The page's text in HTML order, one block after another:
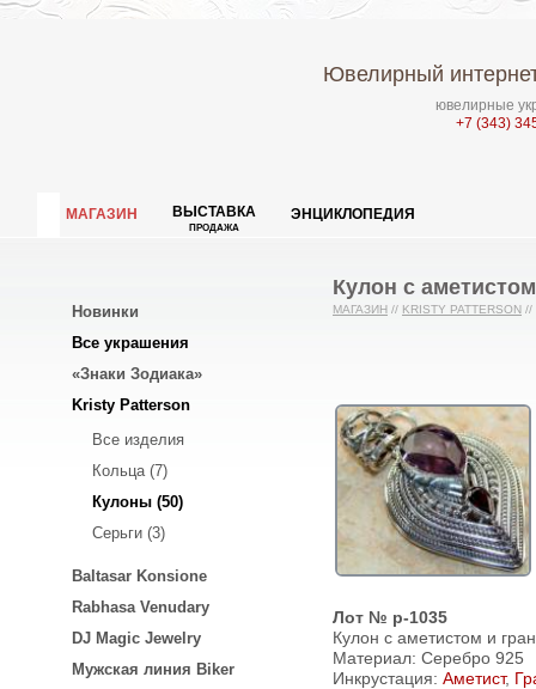
Ювелирный
ювелирные
+7 (343)
МАГАЗИН ВЫСТАВКА
ПРОДАЖА
ЭНЦИКЛОПЕДИЯ
Новинки
Все украшения
«Знаки Зодиака»
Kristy Patterson
Все изделия
Кольца (7)
Кулоны (50)
Серьги (3)
Baltasar Konsione
Rabhasa Venudary
DJ Magic Jewelry
Мужская линия Biker
Кулон с
МАГАЗИН // KRISTY PATTERSON //
Лот № p-1035
Кулон с аметистом и
Материал: Серебро 925
Инкрустация: Аметист,